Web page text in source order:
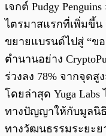
เจกต์ Pudgy
ไตรมาสแรกที่เพิ่มขึ้น
ขยายแบรนด์ไปสู่ “ข
ตำนานอย่าง
ร่วงลง 78% จากจุด
โดยล่าสุด Yuga
ทางปัญญาให้กับมูลนิ
ทางวัฒนธรรมระยะ